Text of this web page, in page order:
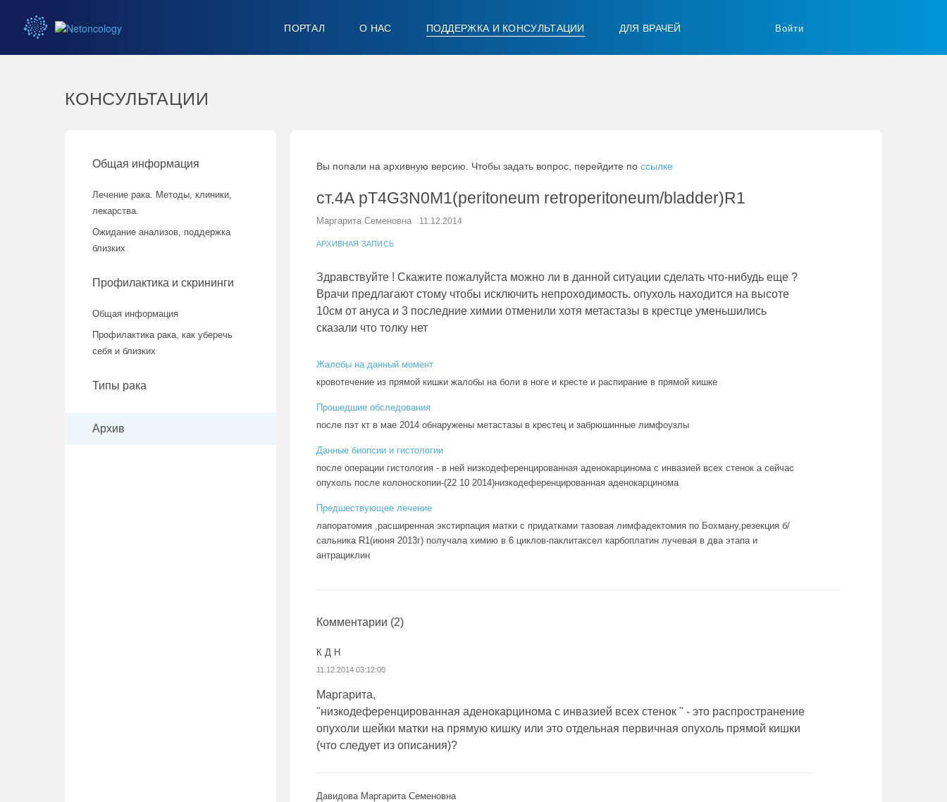
ПОРТАЛ О НАС ПОДДЕРЖКА И КОНСУЛЬТАЦИИ ДЛЯ ВРАЧЕЙ Войти
КОНСУЛЬТАЦИИ
Общая информация
Лечение рака. Методы, клиники,
лекарства.
Ожидание анализов, поддержка
близких
Профилактика и скрининги
Общая информация
Профилактика рака, как уберечь
себя и близких
Типы рака
Архив
Вы попали на архивную версию. Чтобы задать вопрос, перейдите по ссылке
ст.4А рТ4G3N0M1(peritoneum retroperitoneum/bladder)R1
Маргарита Семеновна 11.12.2014
АРХИВНАЯ ЗАПИСЬ
Здравствуйте ! Скажите пожалуйста можно ли в данной ситуации сделать что-нибудь еще ?
Врачи предлагают стому чтобы исключить непроходимость. опухоль находится на высоте
10см от ануса и 3 последние химии отменили хотя метастазы в крестце уменьшились
сказали что толку нет
Жалобы на данный момент
кровотечение из прямой кишки жалобы на боли в ноге и кресте и распирание в прямой кишке
Прошедшие обследования
после пэт кт в мае 2014 обнаружены метастазы в крестец и забрюшинные лимфоузлы
Данные биопсии и гистологии
после операции гистология - в ней низкодеференцированная аденокарцинома с инвазией всех стенок а сейчас
опухоль после колоноскопии-(22 10 2014)низкодеференцированная аденокарцинома
Предшествующее лечение
лапоратомия ,расширенная экстирпация матки с придатками тазовая лимфадектомия по Бохману,резекция б/
сальника R1(июня 2013г) получала химию в 6 циклов-паклитаксел карбоплатин лучевая в два этапа и
антрациклин
Комментарии (2)
К Д Н
11.12.2014 03:12:00
Маргарита,
"низкодеференцированная аденокарцинома с инвазией всех стенок " - это распространение
опухоли шейки матки на прямую кишку или это отдельная первичная опухоль прямой кишки
(что следует из описания)?
Давидова Маргарита Семеновна